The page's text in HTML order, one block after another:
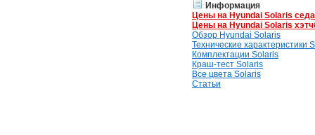
Информация
Цены на Hyundai Solaris
Цены на Hyundai Solaris
Обзор Hyundai Solaris
Технические характеристики
Комплектации Solaris
Краш-тест Solaris
Все цвета Solaris
Статьи